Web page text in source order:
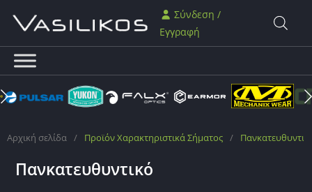
Σύνδεση /
Εγγραφή
Αρχική σελίδα / Προϊόν Χαρακτηριστικά Σήματος /
Πανκατευθυντικό